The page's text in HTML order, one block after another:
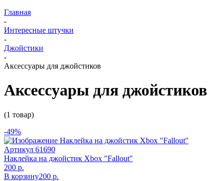
Главная
-
Интересные штучки
-
Джойстики
-
Аксессуары для джойстиков
Аксессуары для джойстиков
(1 товар)
-49%
Артикул 61690
Наклейка на джойстик Xbox "Fallout"
200 р.
В корзину200 р.